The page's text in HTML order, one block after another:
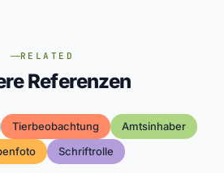
RELATED
Referenzen
Tierbeobachtung
Amtsinhaber
Schriftrolle